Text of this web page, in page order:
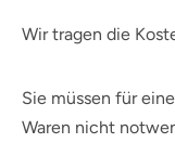
Wir tragen die
Sie müssen für
Waren nicht